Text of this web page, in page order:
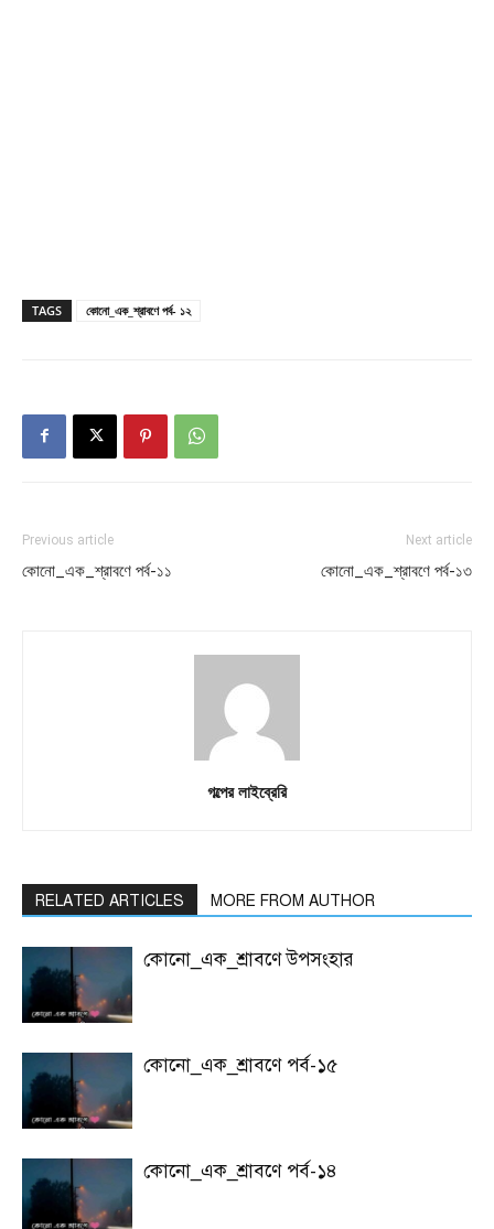
TAGS কোনো_এক_শ্রাবণে পর্ব- ১২
Previous article
কোনো_এক_শ্রাবণে পর্ব-১১
Next article
কোনো_এক_শ্রাবণে পর্ব-১৩
গল্পের লাইব্রেরি
RELATED ARTICLES MORE FROM AUTHOR
কোনো_এক_শ্রাবণে উপসংহার
কোনো_এক_শ্রাবণে পর্ব-১৫
কোনো_এক_শ্রাবণে পর্ব-১৪